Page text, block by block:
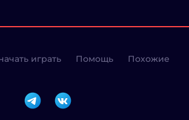
играть Помощь Похожие